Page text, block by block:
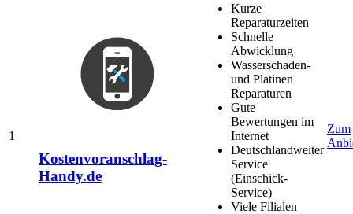
1
Kostenvoranschlag-
Handy.de
Kurze
Reparaturzeiten
Schnelle
Abwicklung
Wasserschaden-
und Platinen
Reparaturen
Gute
Bewertungen im
Internet
Deutschlandweiter
Service
(Einschick-
Service)
Viele Filialen
Zum